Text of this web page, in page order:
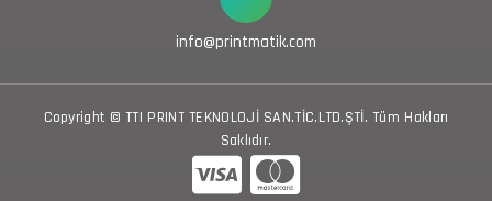
info@printmatik.com
Copyright © TTI PRINT TEKNOLOJİ SAN.TİC.LTD.ŞTİ. Tüm Hakları
Saklıdır.